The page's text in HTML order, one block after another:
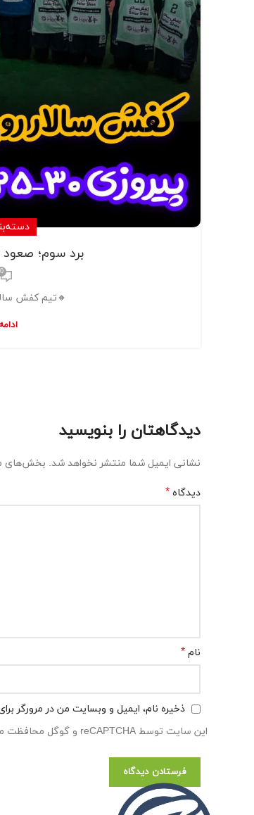
برد سوم؛
0
🔸تیم کفش
دیدگاهتان را بنویسید
نشانی ایمیل شما منتشر نخواهد شد. بخش‌های
دیدگاه *
نام *
ذخیره نام، ایمیل و وبسایت من در مرورگر
این سایت توسط reCAPTCHA و گوگل محافظت می‌شود